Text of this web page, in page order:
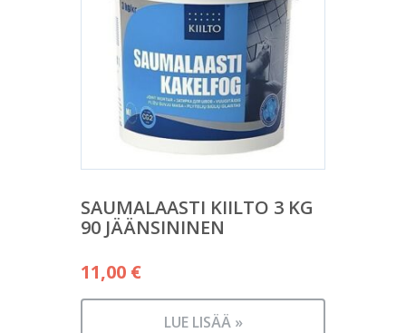
SAUMALAASTI KIILTO 3 KG
90 JÄÄNSININEN
11,00 €
LUE LISÄÄ »